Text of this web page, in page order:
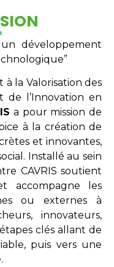
développement
à la Valorisation des
de l’Innovation en
a pour mission de
à la création de
et innovantes,
Installé au sein
CAVRIS soutient
accompagne les
ou externes à
innovateurs,
clés allant de
puis vers une